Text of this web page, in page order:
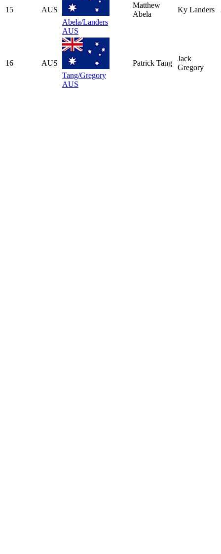
15
AUS
Abela/Landers
AUS
Matthew
Abela
Ky Landers
16
AUS
Tang/Gregory
AUS
Patrick Tang
Jack
Gregory